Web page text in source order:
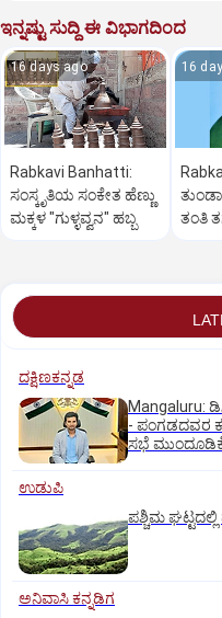
ಇನ್ನಷ್ಟು ಸುದ್ದಿ ಈ ವಿಭಾಗದಿಂದ
16 days ago
Rabkavi Banhatti:
ಸಂಸ್ಕೃತಿಯ ಸಂಕೇತ ಹೆಣ್ಣು
ಮಕ್ಕಳ "ಗುಳ್ಳವ್ವನ" ಹಬ್ಬ
16
ತಂತಿ
ದಕ್ಷಿಣಕನ್ನಡ
Mangaluru:
- ಪಂಗಡದವರ
ಸಭೆ
ಉಡುಪಿ
ಪಶ್ಚಿಮ
ಅನಿವಾಸಿ ಕನ್ನಡಿಗ